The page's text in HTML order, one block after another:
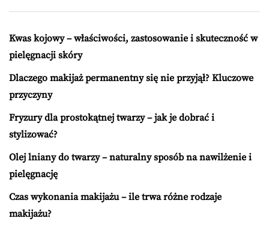
Kwas kojowy – właściwości, zastosowanie i skuteczność w
pielęgnacji skóry
Dlaczego makijaż permanentny się nie przyjął? Kluczowe
przyczyny
Fryzury dla prostokątnej twarzy – jak je dobrać i
stylizować?
Olej lniany do twarzy – naturalny sposób na nawilżenie i
pielęgnację
Czas wykonania makijażu – ile trwa różne rodzaje
makijażu?